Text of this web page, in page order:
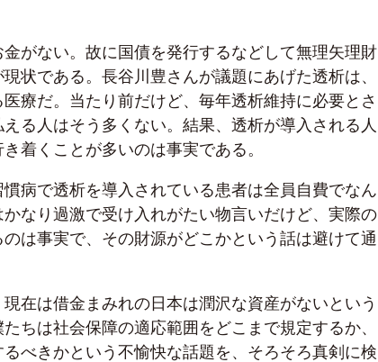
がない。故に国債を発行するなどして無理矢理財
状である。長谷川豊さんが議題にあげた透析は、
療だ。当たり前だけど、毎年透析維持に必要とさ
る人はそう多くない。結果、透析が導入される人
着くことが多いのは事実である。
病で透析を導入されている患者は全員自費でなん
なり過激で受け入れがたい物言いだけど、実際の
は事実で、その財源がどこかという話は避けて通
在は借金まみれの日本は潤沢な資産がないという
ちは社会保障の適応範囲をどこまで規定するか、
べきかという不愉快な話題を、そろそろ真剣に検